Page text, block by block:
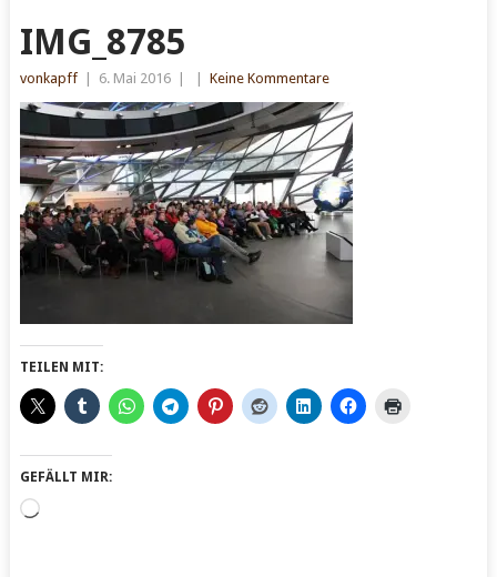
IMG_8785
vonkapff 6. Mai 2016 Keine Kommentare
TEILEN MIT:
GEFÄLLT MIR:
Wird